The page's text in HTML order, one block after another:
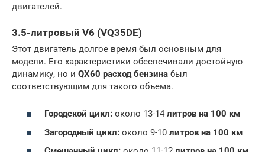
двигателей.
3.5-литровый V6 (VQ35DE)
Этот двигатель долгое время был основным для
модели. Его характеристики обеспечивали достойную
динамику, но и QX60 расход бензина был
соответствующим для такого объема.
Городской цикл: около 13-14 литров на 100 км
Загородный цикл: около 9-10 литров на 100 км